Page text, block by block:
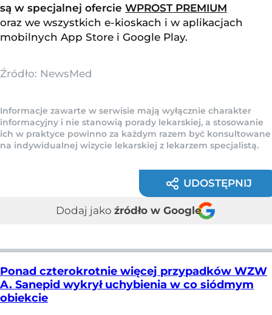
są w specjalnej ofercie WPROST PREMIUM
oraz we wszystkich e-kioskach i w aplikacjach
mobilnych App Store i Google Play.
Źródło: NewsMed
Informacje zawarte w serwisie mają wyłącznie charakter
informacyjny i nie stanowią porady lekarskiej, a stosowanie
ich w praktyce powinno za każdym razem być konsultowane
na indywidualnej wizycie lekarskiej z lekarzem specjalistą.
UDOSTĘPNIJ
Dodaj jako źródło w Google
Ponad czterokrotnie więcej przypadków WZW
A. Sanepid wykrył uchybienia w co siódmym
obiekcie